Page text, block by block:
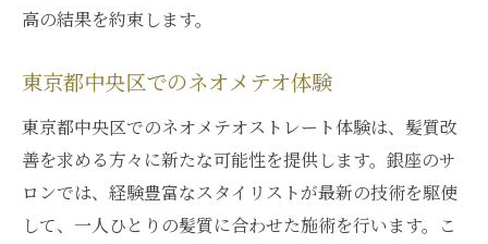
高の結果を約束します。
東京都中央区でのネオメテオ体験
東京都中央区でのネオメテオストレート体験は、髪質改
善を求める方々に新たな可能性を提供します。銀座のサ
ロンでは、経験豊富なスタイリストが最新の技術を駆使
して、一人ひとりの髪質に合わせた施術を行います。こ